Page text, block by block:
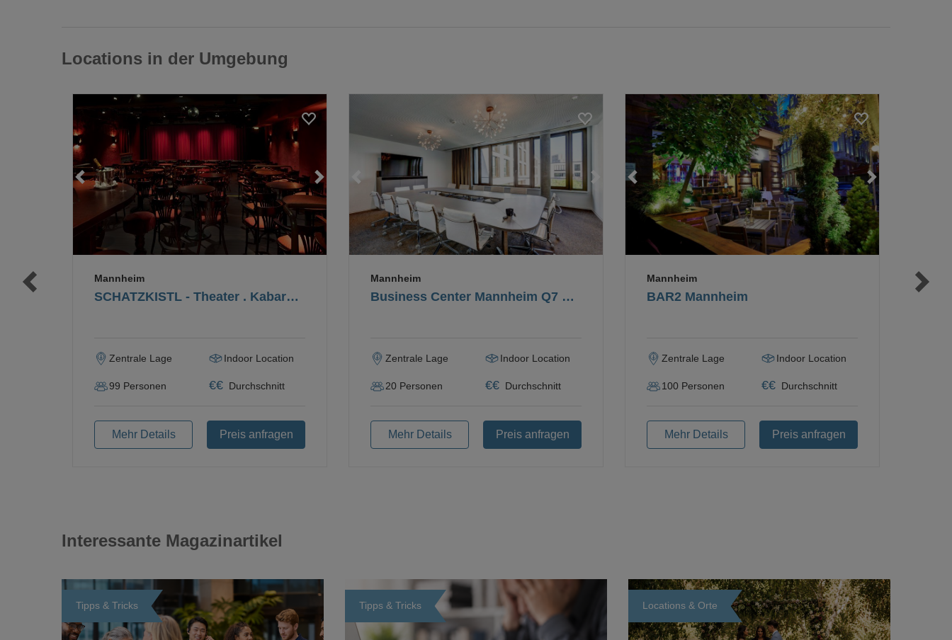
Locations in der Umgebung
Loading... Loading...
SCHATZKISTL - Theater . Kabarett . Club
Mannheim
Zentrale Lage Indoor Location
99 Personen €€ Durchschnitt
Mehr Details Preis anfragen
Loading... Loading...
Business Center Mannheim Q7 GmbH
Mannheim
Zentrale Lage Indoor Location
20 Personen €€ Durchschnitt
Mehr Details Preis anfragen
Loading...
BAR2 Mannheim
Mannheim
Zentrale Lage Indoor Location
100 Personen €€ Durchschnitt
Mehr Details Preis anfragen
Interessante Magazinartikel
Tipps & Tricks Tipps & Tricks Locations & Orte